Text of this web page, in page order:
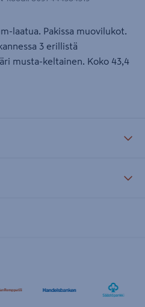
laatua. Pakissa muovilukot.
3 erillistä
musta-keltainen. Koko 43,4